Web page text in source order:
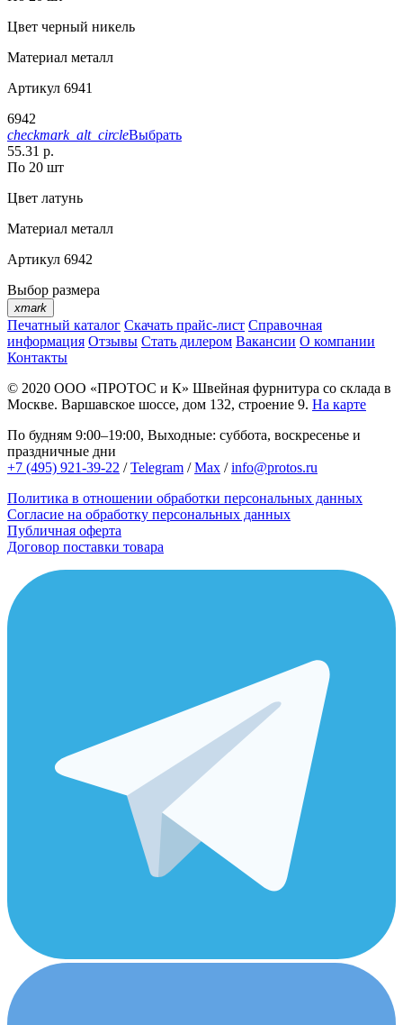
Цвет черный никель
Материал металл
Артикул 6941
6942
checkmark_alt_circleВыбрать
55.31 р.
По 20 шт
Цвет латунь
Материал металл
Артикул 6942
Выбор размера
xmark
Печатный каталог Скачать прайс-лист Справочная
информация Отзывы Стать дилером Вакансии О компании
Контакты
© 2020 ООО «ПРОТОС и К» Швейная фурнитура со склада в
Москве. Варшавское шоссе, дом 132, строение 9. На карте
По будням 9:00–19:00, Выходные: суббота, воскресенье и
праздничные дни
+7 (495) 921-39-22 /Telegram /Max /info@protos.ru
Политика в отношении обработки персональных данных
Согласие на обработку персональных данных
Публичная оферта
Договор поставки товара